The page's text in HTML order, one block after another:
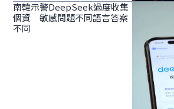
南韓示警DeepSeek過度收集
個資 敏感問題不同語言答案
不同